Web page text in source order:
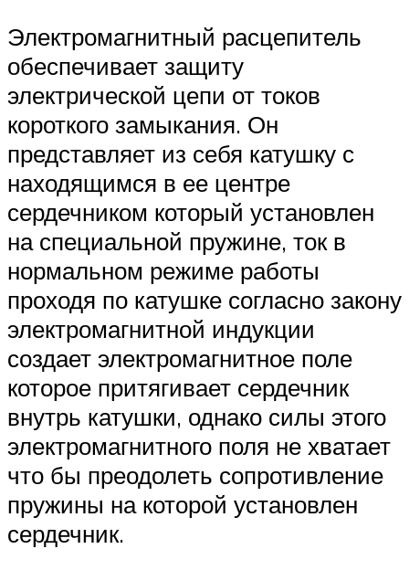
Электромагнитный расцепитель
обеспечивает защиту
электрической цепи от токов
короткого замыкания. Он
представляет из себя катушку с
находящимся в ее центре
сердечником который установлен
на специальной пружине, ток в
нормальном режиме работы
проходя по катушке согласно закону
электромагнитной индукции
создает электромагнитное поле
которое притягивает сердечник
внутрь катушки, однако силы этого
электромагнитного поля не хватает
что бы преодолеть сопротивление
пружины на которой установлен
сердечник.